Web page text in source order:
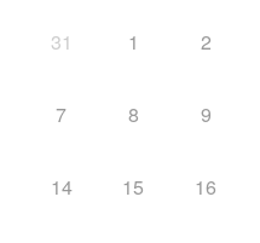
31 1 2
7 8 9
14 15 16